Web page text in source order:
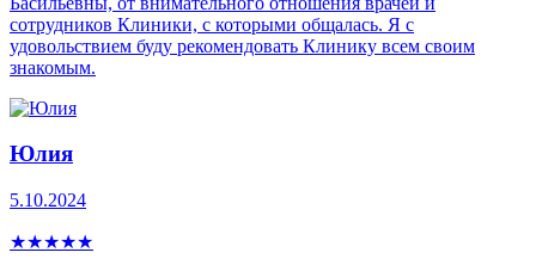
сотрудников Клиники, с которыми общалась. Я с
удовольствием буду рекомендовать Клинику всем своим
знакомым.
Юлия
5.10.2024
★★★★★